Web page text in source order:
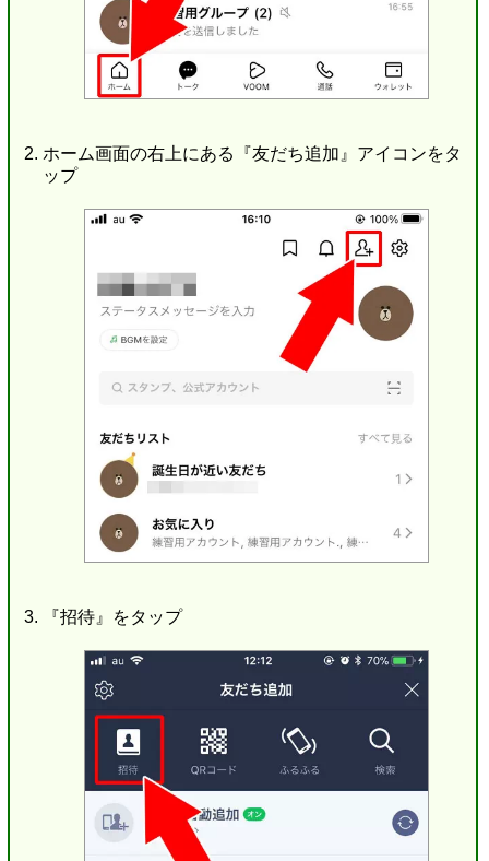
ホーム画面の右上にある『友だち追加』アイコンをタ
ップ
『招待』をタップ